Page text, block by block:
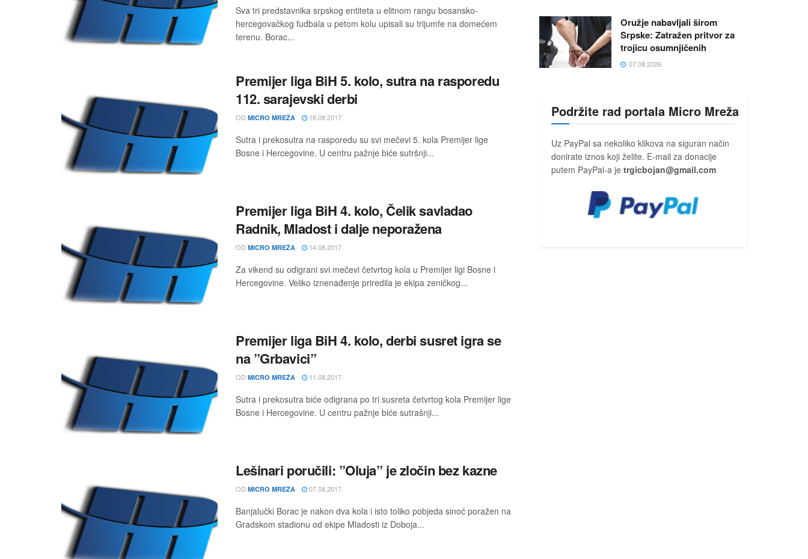
Sva tri predstavnika srpskog entiteta u elitnom rangu bosansko-
hercegovačkog fudbala u petom kolu upisali su trijumfe na domećem
terenu. Borac...
Premijer liga BiH 5. kolo, sutra na rasporedu
112. sarajevski derbi
OD MICRO MREŽA 18.08.2017.
Sutra i prekosutra na rasporedu su svi mečevi 5. kola Premijer lige
Bosne i Hercegovine. U centru pažnje biće sutršnji...
Premijer liga BiH 4. kolo, Čelik savladao
Radnik, Mladost i dalje neporažena
OD MICRO MREŽA 14.08.2017.
Za vikend su odigrani svi mečevi četvrtog kola u Premijer ligi Bosne i
Hercegovine. Veliko iznenađenje priredila je ekipa zeničkog...
Premijer liga BiH 4. kolo, derbi susret igra se
na ”Grbavici”
OD MICRO MREŽA 11.08.2017.
Sutra i prekosutra biće odigrana po tri susreta četvrtog kola Premijer lige
Bosne i Hercegovine. U centru pažnje biće sutrašnji...
Lešinari poručili: ”Oluja” je zločin bez kazne
OD MICRO MREŽA 07.08.2017.
Banjalučki Borac je nakon dva kola i isto toliko pobjeda sinoć poražen na
Gradskom stadionu od ekipe Mladosti iz Doboja...
Oružje nabavljali širom
Srpske: Zatražen pritvor za
trojicu osumnjičenih
07.08.2026.
Podržite rad portala Micro Mreža
Uz PayPal sa nekoliko klikova na siguran način
donirate iznos koji želite. E-mail za donacije
putem PayPal-a je trgicbojan@gmail.com